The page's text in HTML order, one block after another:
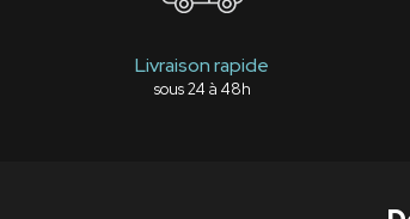
Livraison rapide
sous 24 à 48h